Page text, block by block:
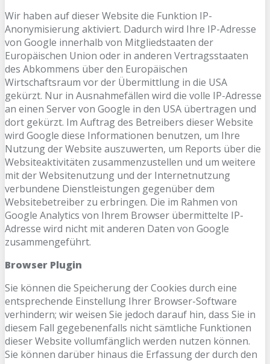
Wir haben auf dieser Website die Funktion IP-
Anonymisierung aktiviert. Dadurch wird Ihre IP-Adresse
von Google innerhalb von Mitgliedstaaten der
Europäischen Union oder in anderen Vertragsstaaten
des Abkommens über den Europäischen
Wirtschaftsraum vor der Übermittlung in die USA
gekürzt. Nur in Ausnahmefällen wird die volle IP-Adresse
an einen Server von Google in den USA übertragen und
dort gekürzt. Im Auftrag des Betreibers dieser Website
wird Google diese Informationen benutzen, um Ihre
Nutzung der Website auszuwerten, um Reports über die
Websiteaktivitäten zusammenzustellen und um weitere
mit der Websitenutzung und der Internetnutzung
verbundene Dienstleistungen gegenüber dem
Websitebetreiber zu erbringen. Die im Rahmen von
Google Analytics von Ihrem Browser übermittelte IP-
Adresse wird nicht mit anderen Daten von Google
zusammengeführt.
Browser Plugin
Sie können die Speicherung der Cookies durch eine
entsprechende Einstellung Ihrer Browser-Software
verhindern; wir weisen Sie jedoch darauf hin, dass Sie in
diesem Fall gegebenenfalls nicht sämtliche Funktionen
dieser Website vollumfänglich werden nutzen können.
Sie können darüber hinaus die Erfassung der durch den